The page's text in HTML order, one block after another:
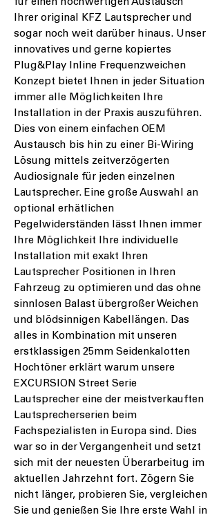
für einen hochwertigen Austausch
Ihrer original KFZ Lautsprecher und
sogar noch weit darüber hinaus. Unser
innovatives und gerne kopiertes
Plug&Play Inline Frequenzweichen
Konzept bietet Ihnen in jeder Situation
immer alle Möglichkeiten Ihre
Installation in der Praxis auszuführen.
Dies von einem einfachen OEM
Austausch bis hin zu einer Bi-Wiring
Lösung mittels zeitverzögerten
Audiosignale für jeden einzelnen
Lautsprecher. Eine große Auswahl an
optional erhätlichen
Pegelwiderständen lässt Ihnen immer
Ihre Möglichkeit Ihre individuelle
Installation mit exakt Ihren
Lautsprecher Positionen in Ihren
Fahrzeug zu optimieren und das ohne
sinnlosen Balast übergroßer Weichen
und blödsinnigen Kabellängen. Das
alles in Kombination mit unseren
erstklassigen 25mm Seidenkalotten
Hochtöner erklärt warum unsere
EXCURSION Street Serie
Lautsprecher eine der meistverkauften
Lautsprecherserien beim
Fachspezialisten in Europa sind. Dies
war so in der Vergangenheit und setzt
sich mit der neuesten Überarbeitug im
aktuellen Jahrzehnt fort. Zögern Sie
nicht länger, probieren Sie, vergleichen
Sie und genießen Sie Ihre erste Wahl in